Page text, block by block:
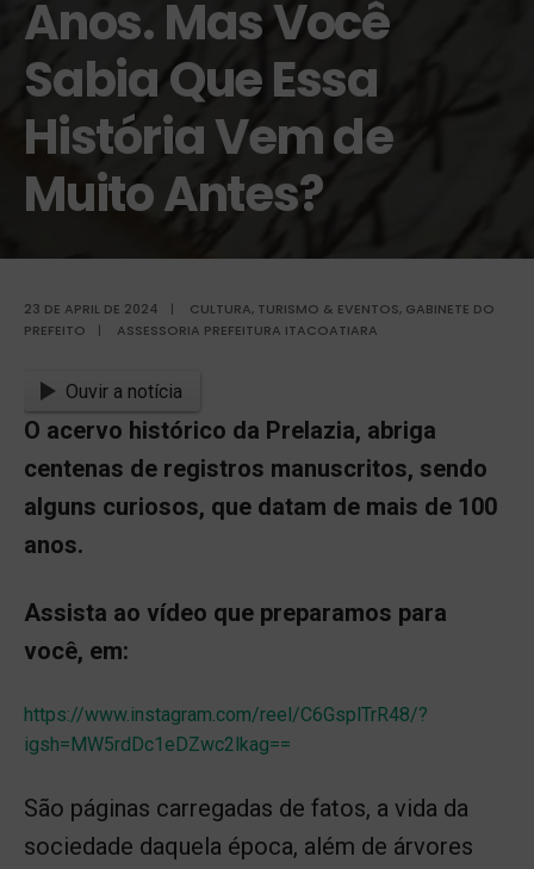
Anos. Mas Você
Sabia Que Essa
História Vem de
Muito Antes?
23 DE APRIL DE 2024 | CULTURA, TURISMO & EVENTOS, GABINETE DO
PREFEITO
| ASSESSORIA PREFEITURA ITACOATIARA
Ouvir a notícia
O acervo histórico da Prelazia, abriga
centenas de registros manuscritos, sendo
alguns curiosos, que datam de mais de 100
anos.
Assista ao vídeo que preparamos para
você, em:
https://www.instagram.com/reel/C6GsplTrR48/?
igsh=MW5rdDc1eDZwc2lkag==
São páginas carregadas de fatos, a vida da
sociedade daquela época, além de árvores